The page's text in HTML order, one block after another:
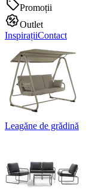
Promoții
Outlet
InspirațiiContact
Leagăne de grădină